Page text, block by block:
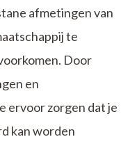
afmetingen van
te
Door
en
ervoor zorgen dat je
kan worden